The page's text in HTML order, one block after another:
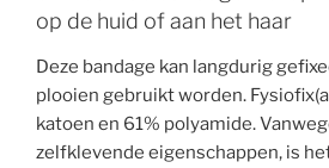
op de huid of aan het haar
Deze bandage kan langdurig
plooien gebruikt worden.
katoen en 61% polyamide.
zelfklevende eigenschappen, is